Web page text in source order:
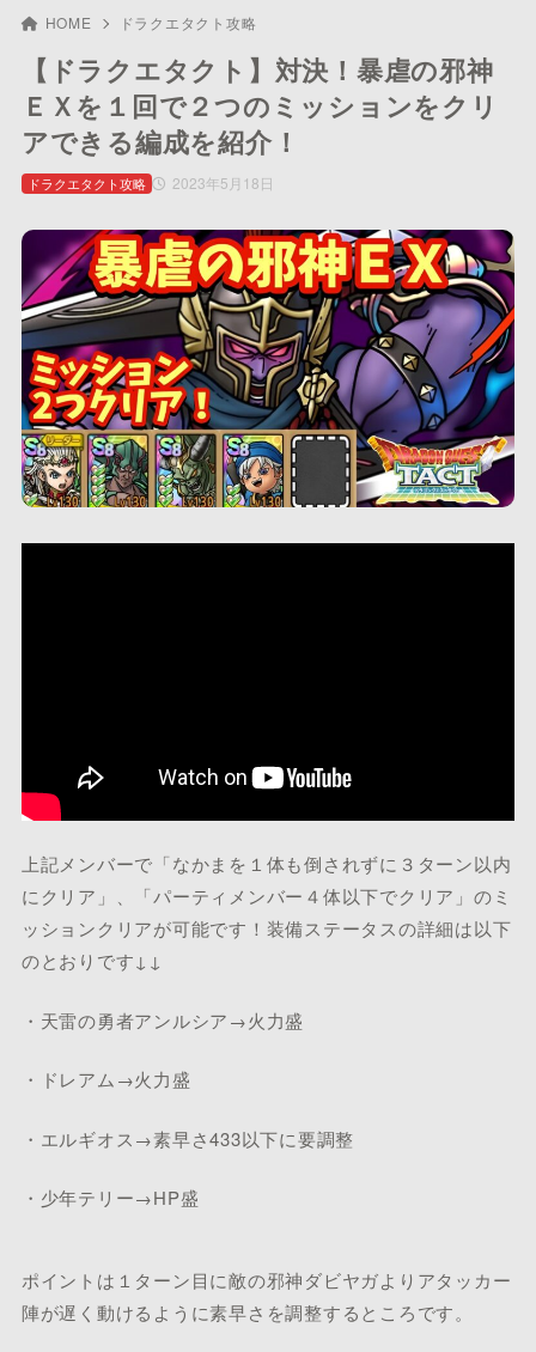
HOME ドラクエタクト攻略
【ドラクエタクト】対決！暴虐の邪神
ＥＸを１回で２つのミッションをクリ
アできる編成を紹介！
2023年5月18日
ドラクエタクト攻略
上記メンバーで「なかまを１体も倒されずに３ターン以内
にクリア」、「パーティメンバー４体以下でクリア」のミ
ッションクリアが可能です！装備ステータスの詳細は以下
のとおりです↓↓
・天雷の勇者アンルシア→火力盛
・ドレアム→火力盛
・エルギオス→素早さ433以下に要調整
・少年テリー→HP盛
ポイントは１ターン目に敵の邪神ダビヤガよりアタッカー
陣が遅く動けるように素早さを調整するところです。